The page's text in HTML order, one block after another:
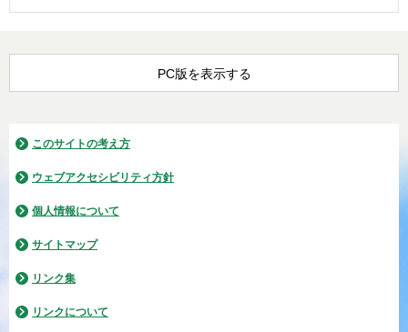
PC版を表示する
このサイトの考え方
ウェブアクセシビリティ方針
個人情報について
サイトマップ
リンク集
リンクについて